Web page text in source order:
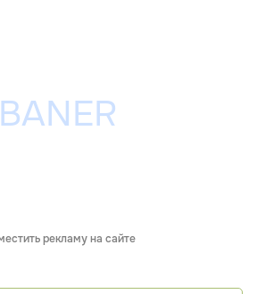
рекламу на сайте